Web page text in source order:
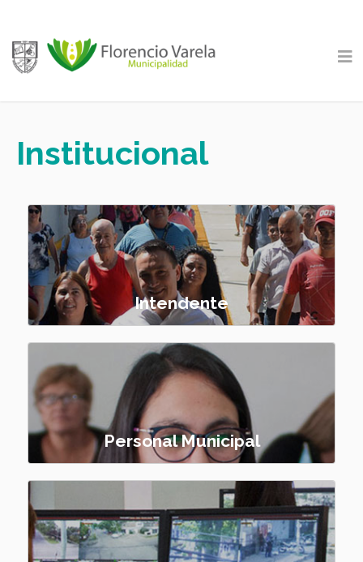
Institucional
Intendente
Personal Municipal